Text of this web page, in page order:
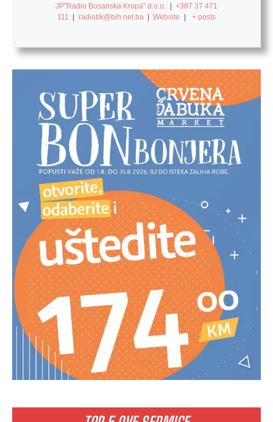
JP"Radio Bosanska Krupa" d.o.o.
+387 37 471
111
radiobk@bih.net.ba Website + posts